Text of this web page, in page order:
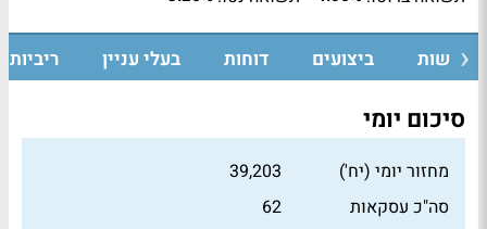
חדשות ביצועים דוחות בעלי עניין ריביות
סיכום יומי
מחזור יומי (יח')
39,203
סה"כ עסקאות
62